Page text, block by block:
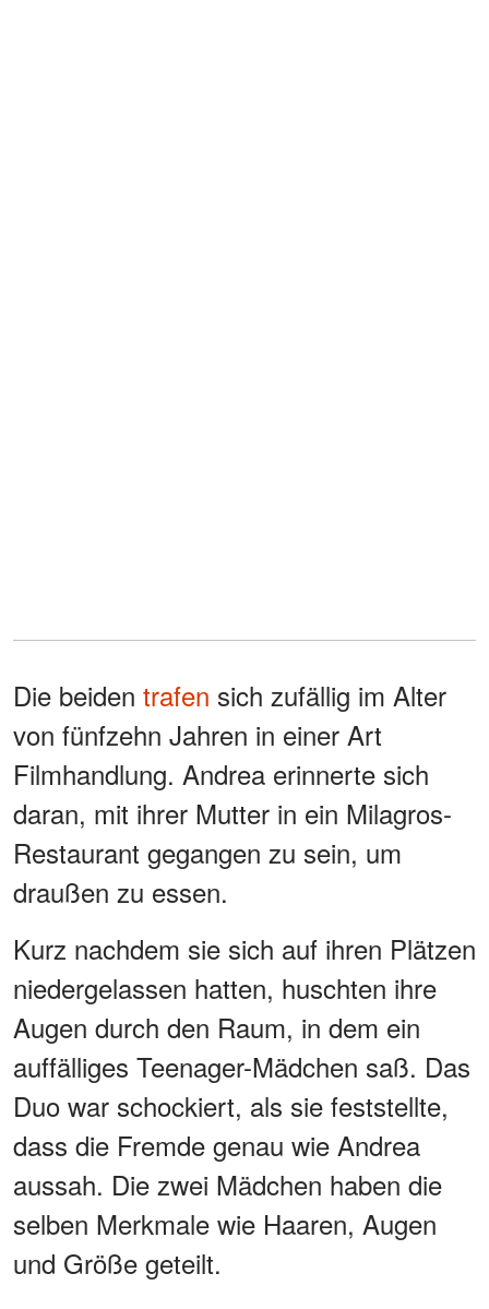
Die beiden trafen sich zufällig im Alter
von fünfzehn Jahren in einer Art
Filmhandlung. Andrea erinnerte sich
daran, mit ihrer Mutter in ein Milagros-
Restaurant gegangen zu sein, um
draußen zu essen.
Kurz nachdem sie sich auf ihren Plätzen
niedergelassen hatten, huschten ihre
Augen durch den Raum, in dem ein
auffälliges Teenager-Mädchen saß. Das
Duo war schockiert, als sie feststellte,
dass die Fremde genau wie Andrea
aussah. Die zwei Mädchen haben die
selben Merkmale wie Haaren, Augen
und Größe geteilt.